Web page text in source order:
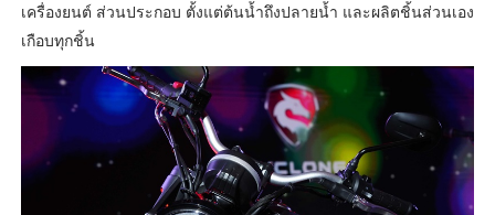
เครื่องยนต์ ส่วนประกอบ ตั้งแต่ต้นน้ำถึงปลายน้ำ และผลิตชิ้นส่วนเอง
เกือบทุกชิ้น